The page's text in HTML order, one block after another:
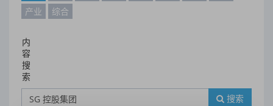
产业
综合
内
容
搜
索
搜索